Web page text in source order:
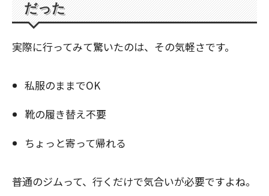
だった
実際に行ってみて驚いたのは、その気軽さです。
私服のままでOK
靴の履き替え不要
ちょっと寄って帰れる
普通のジムって、行くだけで気合いが必要ですよね。